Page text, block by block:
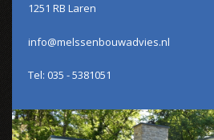
1251 RB Laren
info@melssenbouwadvies.nl
Tel: 035 - 5381051